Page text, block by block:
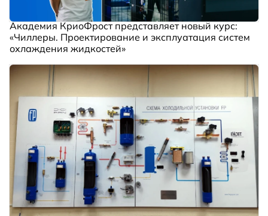
Академия КриоФрост представляет новый курс:
«Чиллеры. Проектирование и эксплуатация систем
охлаждения жидкостей»